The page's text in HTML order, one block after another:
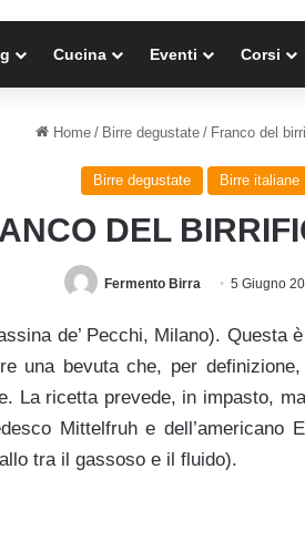
Cucina Eventi Corsi
Home / Birre degustate / Franco del
Birre degustate Birre italiane
DEL
Fermento Birra 5 Giugno
de’ Pecchi, Milano). Questa
una bevuta che, per
La ricetta prevede, in impasto,
Mittelfruh e dell’americano
tra il gassoso e il fluido).